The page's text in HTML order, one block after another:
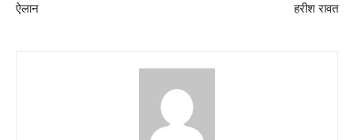
ऐलान
हरीश रावत